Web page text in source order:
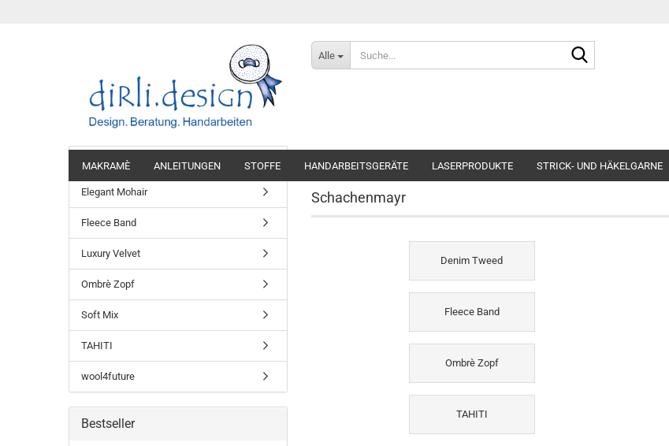
Alle
MAKRAMÈ ANLEITUNGEN STOFFE HANDARBEITSGERÄTE LASERPRODUKTE STRICK- UND HÄKELGARNE
Schachenmayr
Denim Tweed
Fleece Band
Ombrè Zopf
TAHITI
Denim Tweed
Elegant Mohair
Fleece Band
Luxury Velvet
Ombrè Zopf
Soft Mix
TAHITI
wool4future
Bestseller